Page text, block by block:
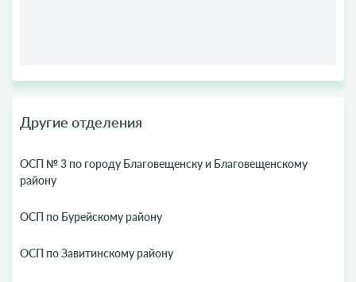
Другие отделения
ОСП № 3 по городу Благовещенску и Благовещенскому
району
ОСП по Бурейскому району
ОСП по Завитинскому району